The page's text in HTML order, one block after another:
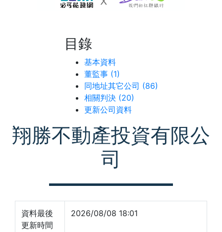
目錄
基本資料
董監事 (1)
同地址其它公司 (86)
相關判決 (20)
更新公司資料
翔勝不動產投資有限公
司
資料最後
更新時間
2026/08/08 18:01